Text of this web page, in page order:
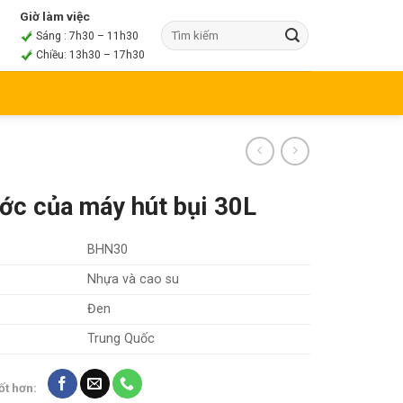
Giờ làm việc
Sáng : 7h30 – 11h30
Chiều: 13h30 – 17h30
của máy hút bụi 30L
BHN30
Nhựa và cao su
Đen
Trung Quốc
hơn: